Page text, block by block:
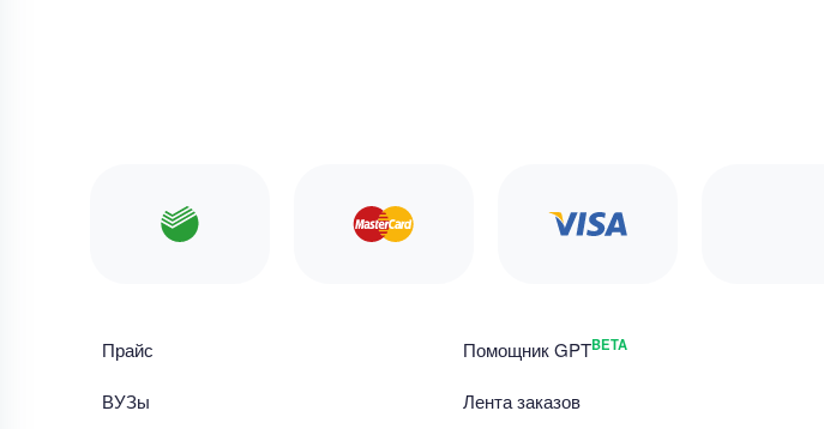
Прайс
ВУЗы
Помощник GPTBETA
Лента заказов